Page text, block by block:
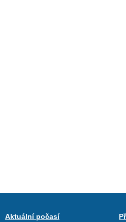
Aktuální počasí